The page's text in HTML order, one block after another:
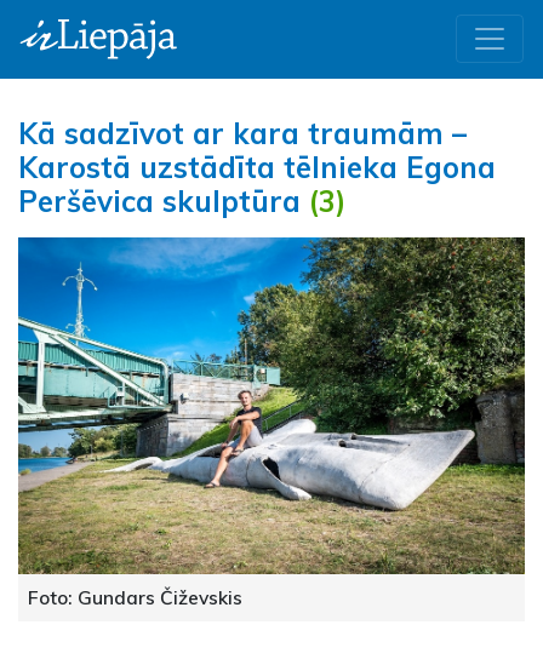
Kā sadzīvot ar kara traumām –
Karostā uzstādīta tēlnieka Egona
Peršēvica skulptūra (3)
Foto: Gundars Čiževskis